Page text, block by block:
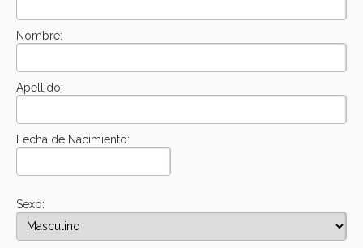
Nombre:
Apellido:
Fecha de Nacimiento:
Sexo: